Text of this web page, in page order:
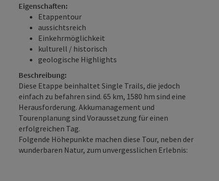
Eigenschaften:
Etappentour
aussichtsreich
Einkehrmöglichkeit
kulturell / historisch
geologische Highlights
Beschreibung:
Diese Etappe beinhaltet Single Trails, die jedoch
einfach zu befahren sind. 65 km, 1580 hm sind eine
Herausforderung. Akkumanagement und
Tourenplanung sind Voraussetzung für einen
erfolgreichen Tag.
Folgende Höhepunkte machen diese Tour, neben der
wunderbaren Natur, zum unvergesslichen Erlebnis: